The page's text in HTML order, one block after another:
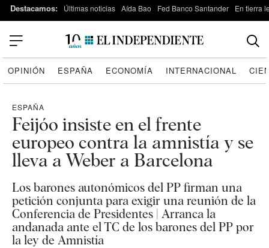
Destacamos: Últimas noticias Aída Bao Fed Banco Santander En tierra
OPINIÓN ESPAÑA ECONOMÍA INTERNACIONAL
ESPAÑA
Feijóo insiste en el frente
europeo contra la amnistía y se
lleva a Weber a Barcelona
Los barones autonómicos del PP firman una
petición conjunta para exigir una reunión de la
Conferencia de Presidentes | Arranca la
andanada ante el TC de los barones del PP por
la ley de Amnistía